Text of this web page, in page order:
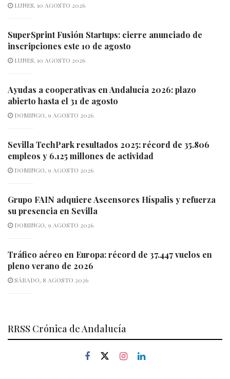
LUNES, 10 AGOSTO 2026
SuperSprint Fusión Startups: cierre anunciado de
inscripciones este 10 de agosto
LUNES, 10 AGOSTO 2026
Ayudas a cooperativas en Andalucía 2026: plazo
abierto hasta el 31 de agosto
DOMINGO, 9 AGOSTO 2026
Sevilla TechPark resultados 2025: récord de 35.806
empleos y 6.125 millones de actividad
DOMINGO, 9 AGOSTO 2026
Grupo FAIN adquiere Ascensores Híspalis y refuerza
su presencia en Sevilla
DOMINGO, 9 AGOSTO 2026
Tráfico aéreo en Europa: récord de 37.447 vuelos en
pleno verano de 2026
SÁBADO, 8 AGOSTO 2026
RRSS Crónica de Andalucía